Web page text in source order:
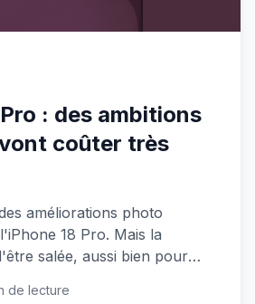
: des ambitions
coûter très
améliorations photo
18 Pro. Mais la
salée, aussi bien pour
de lecture